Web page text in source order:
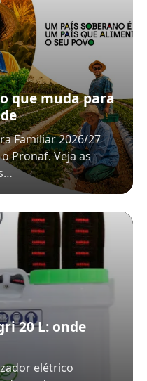
que muda para
Familiar 2026/27
Pronaf. Veja as
20 L: onde
elétrico